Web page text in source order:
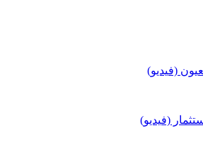
(فيديو)
(فيديو)